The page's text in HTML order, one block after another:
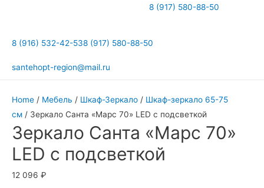
8 (917) 580-88-50
8 (916) 532-42-538 (917) 580-88-50
santehopt-region@mail.ru
Home / Мебель / Шкаф-Зеркало / Шкаф-зеркало 65-75
см / Зеркало Санта «Марс 70» LED с подсветкой
Зеркало Санта «Марс 70»
LED с подсветкой
12 096 ₽